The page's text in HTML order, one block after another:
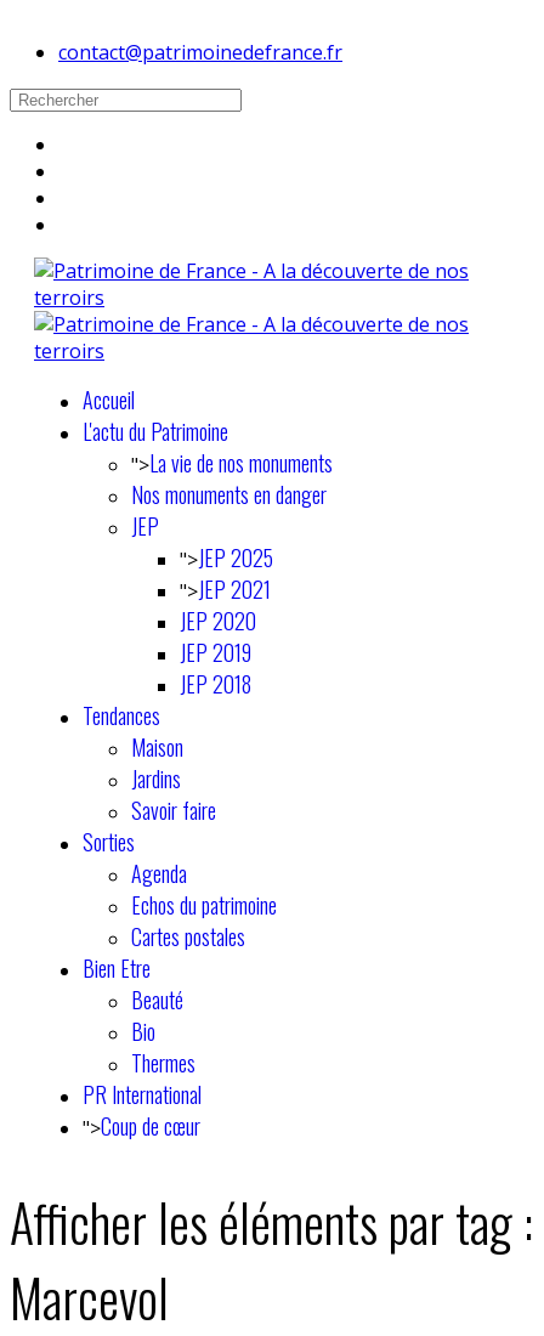
contact@patrimoinedefrance.fr
Accueil
L'actu du Patrimoine
">La vie de nos monuments
Nos monuments en danger
JEP
">JEP 2025
">JEP 2021
JEP 2020
JEP 2019
JEP 2018
Tendances
Maison
Jardins
Savoir faire
Sorties
Agenda
Echos du patrimoine
Cartes postales
Bien Etre
Beauté
Bio
Thermes
PR International
">Coup de cœur
Afficher les éléments par tag :
Marcevol